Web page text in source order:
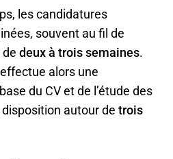
les candidatures
souvent au fil de
de deux à trois semaines.
alors une
du CV et de l’étude des
autour de trois